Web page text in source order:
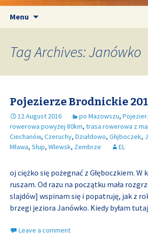
Menu
Tag Archives: Janówko
Pojezierze Brodnickie
12 August 2016 po Mazowszu,
rowerowa powyżej 80km, trasa rowerowa z
Ciechanów, Czeruchy, Działdowo, Głęboczek,
Mława, Słup, Wlewsk, Zembrze EL
oj ciężko się pożegnać z Głęboczkiem. W
ruszam. Od razu na początku mała
slajdów] wspinam się i popatruję, jak z
brzegi jeziora Janówko. Kiedy byłam
Leave a comment